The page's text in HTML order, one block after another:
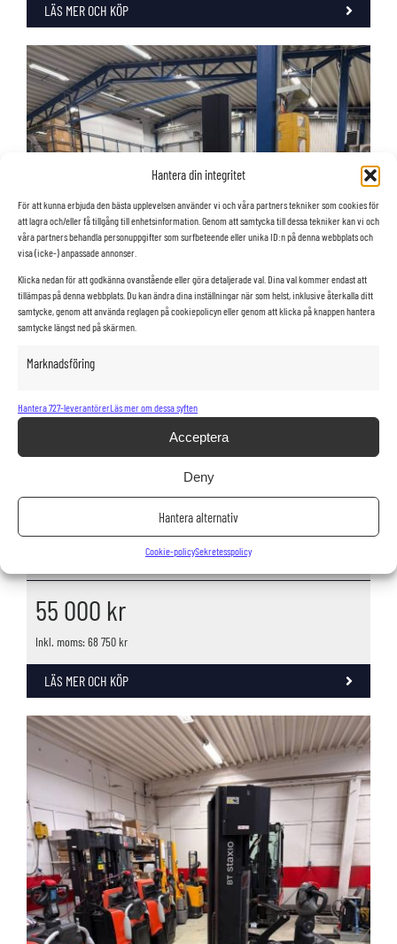
Hantera din integritet
För att kunna erbjuda den bästa upplevelsen använder vi och våra partners tekniker som cookies för
att lagra och/eller få tillgång till enhetsinformation. Genom att samtycka till dessa tekniker kan vi och
våra partners behandla personuppgifter som surfbeteende eller unika ID:n på denna webbplats och
visa (icke-) anpassade annonser.
Klicka nedan för att godkänna ovanstående eller göra detaljerade val. Dina val kommer endast att
tillämpas på denna webbplats. Du kan ändra dina inställningar när som helst, inklusive återkalla ditt
samtycke, genom att använda reglagen på cookiepolicyn eller genom att klicka på knappen hantera
samtycke längst ned på skärmen.
Marknadsföring
Hantera 727-leverantörerLäs mer om dessa syften
Acceptera
Deny
Hantera alternativ
Cookie-policySekretesspolicy
LÄS MER OCH KÖP
Toyota truck SWE 080L
55 000 kr
Inkl. moms: 68 750 kr
LÄS MER OCH KÖP